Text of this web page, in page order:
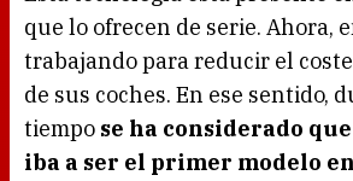
que lo ofrecen de serie. Ahora,
trabajando para reducir el
de sus coches. En ese sentido,
tiempo se ha considerado
iba a ser el primer modelo